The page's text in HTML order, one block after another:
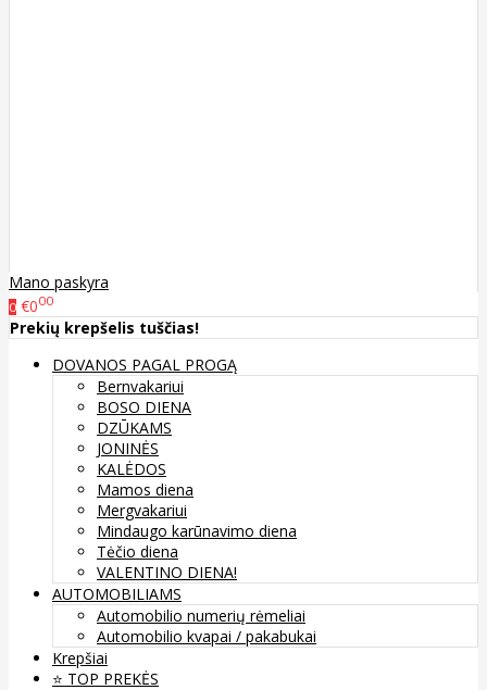
Mano paskyra
0 €000
Prekių krepšelis tuščias!
DOVANOS PAGAL PROGĄ
Bernvakariui
BOSO DIENA
DZŪKAMS
JONINĖS
KALĖDOS
Mamos diena
Mergvakariui
Mindaugo karūnavimo diena
Tėčio diena
VALENTINO DIENA!
AUTOMOBILIAMS
Automobilio numerių rėmeliai
Automobilio kvapai / pakabukai
Krepšiai
⭐️ TOP PREKĖS